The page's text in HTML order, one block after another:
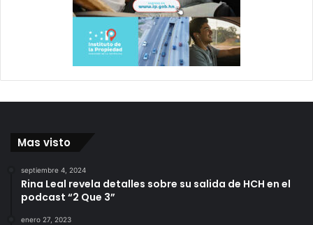
Mas visto
septiembre 4, 2024
Rina Leal revela detalles sobre su salida de HCH en el
podcast “2 Que 3”
enero 27, 2023